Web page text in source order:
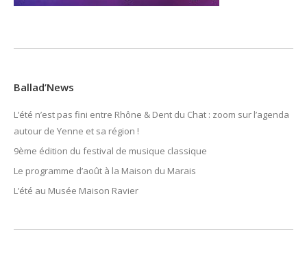
Ballad’News
L’été n’est pas fini entre Rhône & Dent du Chat : zoom sur l’agenda
autour de Yenne et sa région !
9ème édition du festival de musique classique
Le programme d’août à la Maison du Marais
L’été au Musée Maison Ravier